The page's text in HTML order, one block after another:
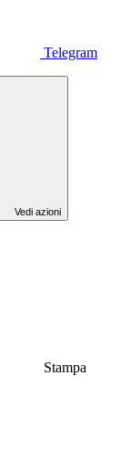
Telegram
Vedi azioni
Stampa